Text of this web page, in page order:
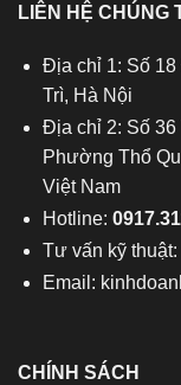
LIÊN HỆ CHÚNG
Địa chỉ 1: Số
Trì, Hà Nội
Địa chỉ 2: Số 36
Phường Thổ
Việt Nam
Hotline:
Tư vấn kỹ
Email:
CHÍNH SÁCH